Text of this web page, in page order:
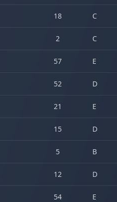
18 C
2 C
57 E
52 D
21 E
15 D
5 B
12 D
54 E